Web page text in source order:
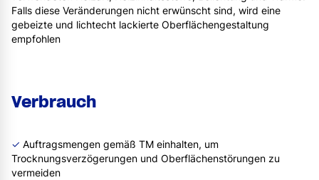
Falls diese Veränderungen nicht erwünscht sind, wird eine
gebeizte und lichtecht lackierte Oberflächengestaltung
empfohlen
Verbrauch
✓ Auftragsmengen gemäß TM einhalten, um
Trocknungsverzögerungen und Oberflächenstörungen zu
vermeiden